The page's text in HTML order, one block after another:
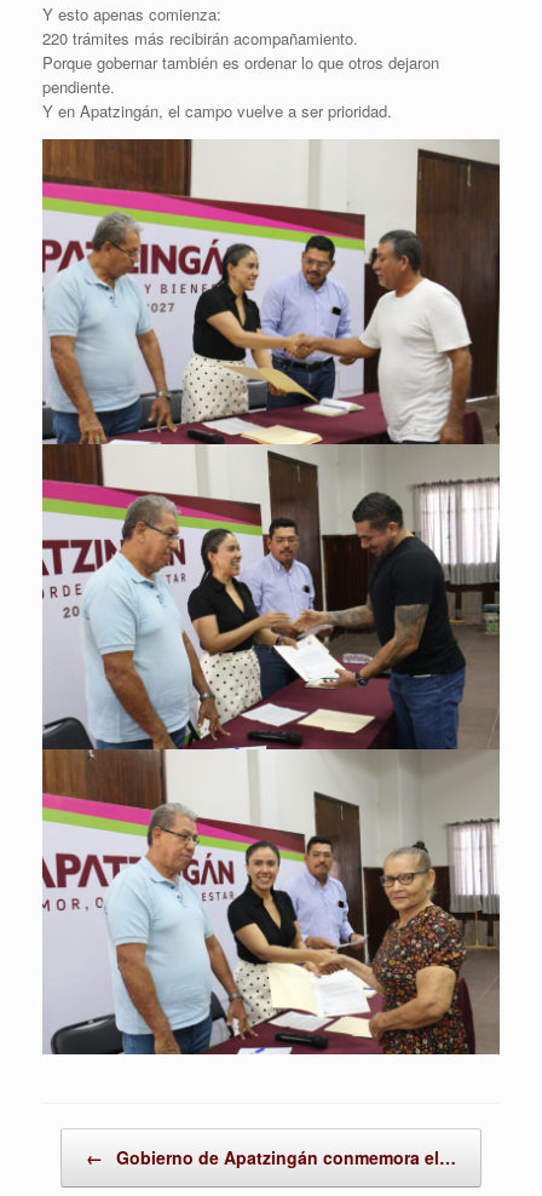
Y esto apenas comienza:
220 trámites más recibirán acompañamiento.
Porque gobernar también es ordenar lo que otros dejaron
pendiente.
Y en Apatzingán, el campo vuelve a ser prioridad.
← Gobierno de Apatzingán conmemora el…